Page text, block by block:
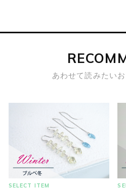
あわせて読みたい
SELECT ITEM